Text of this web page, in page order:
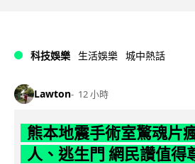
科技娛樂 生活娛樂 城中熱話
Lawton 12 小時
熊本地震手術室驚魂片
人、逃生門 網民讚值得